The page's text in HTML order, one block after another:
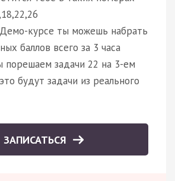
курсе ты можешь набрать
баллов всего за 3 часа
порешаем задачи 22 на 3-ем
будут задачи из реального
ЗАПИСАТЬСЯ